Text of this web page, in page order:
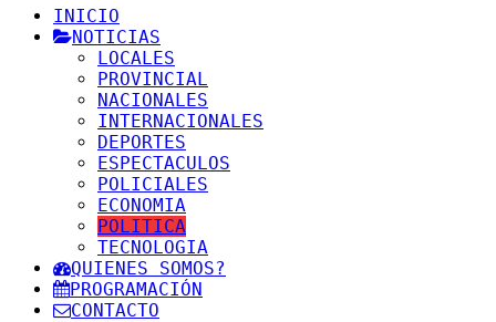
INICIO
NOTICIAS
LOCALES
PROVINCIAL
NACIONALES
INTERNACIONALES
DEPORTES
ESPECTACULOS
POLICIALES
ECONOMIA
POLITICA
TECNOLOGIA
QUIENES SOMOS?
PROGRAMACIÓN
CONTACTO